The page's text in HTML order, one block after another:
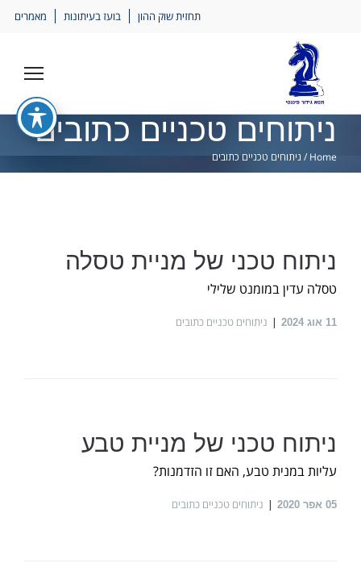
תחזית שוק ההון בועז בעיתונות מאמרים
ניתוחים טכניים כתובים
Home
/ ניתוחים טכניים כתובים
ניתוח טכני של מניית טסלה
טסלה עדין במומנט שלילי
11 אוג 2024 ניתוחים טכניים כתובים
ניתוח טכני של מניית טבע
עליות במנית טבע, האם זו הזדמנות?
05 אפר 2020 ניתוחים טכניים כתובים